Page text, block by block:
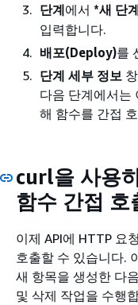
단계에서 *새 단
입력합니다.
배포(Deploy)를
단계 세부 정보
다음 단계에서는
해 함수를 간접
curl을 사용
함수 간접 호
이제 API에 HTTP 요
호출할 수 있습니다.
새 항목을 생성한 다
및 삭제 작업을 수행